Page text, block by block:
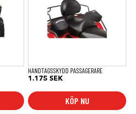
HANDTAGSSKYDD PASSAGERARE
1.175 SEK
KÖP NU